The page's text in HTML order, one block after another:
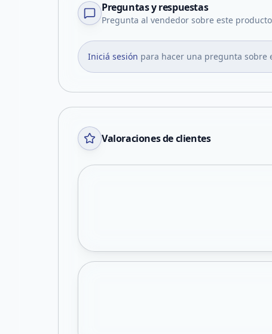
Preguntas y respuestas
Pregunta al vendedor sobre este producto
Iniciá sesión para hacer una pregunta sobre
Valoraciones de clientes